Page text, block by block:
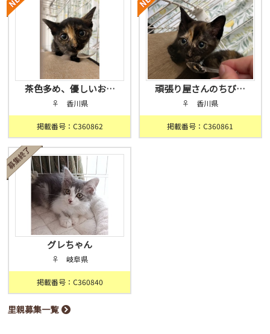
茶色多め、優しいお…
♀ 香川県
掲載番号：C360862
頑張り屋さんのちび…
♀ 香川県
掲載番号：C360861
グレちゃん
♀ 岐阜県
掲載番号：C360840
里親募集一覧